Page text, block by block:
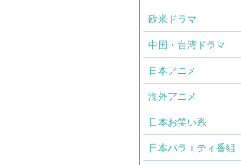
欧米ドラマ
中国・台湾ドラマ
日本アニメ
海外アニメ
日本お笑い系
日本バラエティ番組